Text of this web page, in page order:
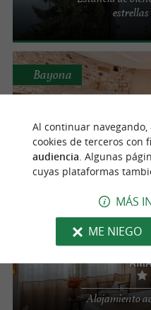
Encantador hotel
la
Bayona
Alojamiento
Biarritz
Al continuar
cookies de terceros con
audiencia. Algunas
cuyas plataformas
MÁS
ME NIEGO